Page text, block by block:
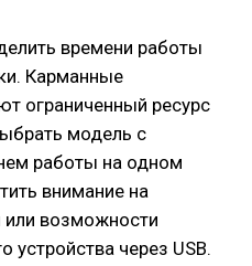
времени работы
Карманные
ограниченный ресурс
модель с
работы на одном
внимание на
или возможности
устройства через USB.